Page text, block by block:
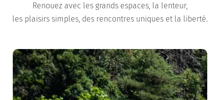
Renouez avec les grands espaces, la lenteur,
les plaisirs simples, des rencontres uniques et la liberté.